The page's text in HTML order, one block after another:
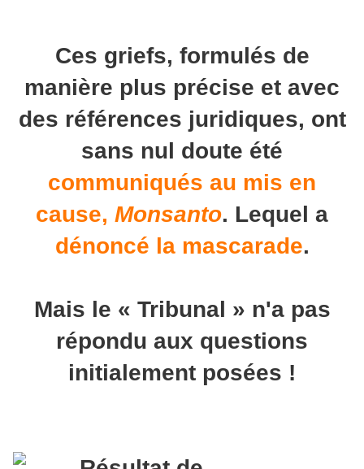
Ces griefs, formulés de
manière plus précise et avec
des références juridiques, ont
sans nul doute été
communiqués au mis en
cause, Monsanto. Lequel a
dénoncé la mascarade.
Mais le « Tribunal » n'a pas
répondu aux questions
initialement posées !